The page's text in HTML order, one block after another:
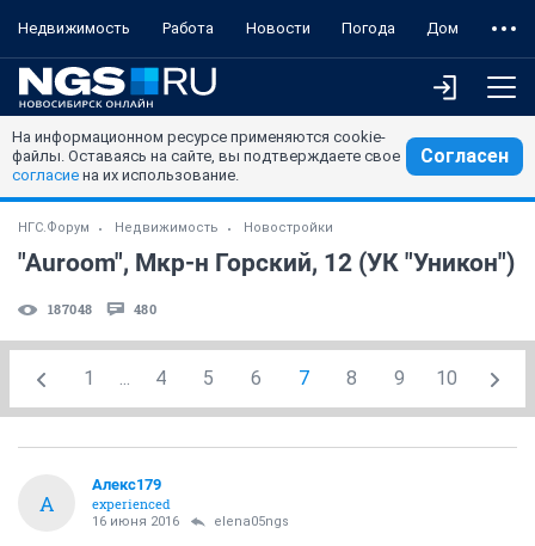
Недвижимость Работа Новости Погода Дом
На информационном ресурсе применяются cookie-
файлы. Оставаясь на сайте, вы подтверждаете свое
согласие на их использование.
Согласен
НГС.Форум Недвижимость Новостройки
"Auroom", Мкр-н Горский, 12 (УК "Уникон")
187048 480
1 ... 4 5 6 7 8 9 10
А
Алекс179
experienced
16 июня 2016 elena05ngs